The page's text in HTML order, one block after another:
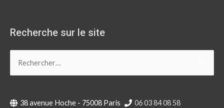
Recherche sur le site
38 avenue Hoche - 75008 Paris 06 03 84 08 58